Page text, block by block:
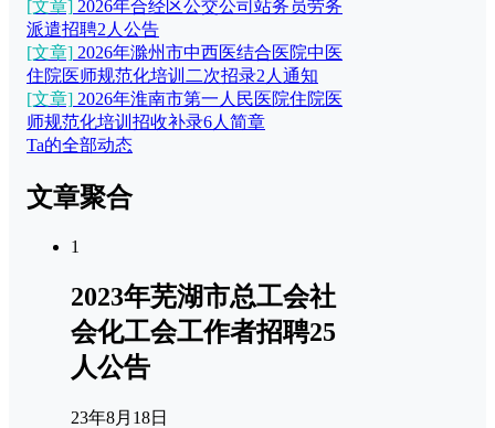
[文章] 2026年合经区公交公司站务员劳务
派遣招聘2人公告
[文章] 2026年滁州市中西医结合医院中医
住院医师规范化培训二次招录2人通知
[文章] 2026年淮南市第一人民医院住院医
师规范化培训招收补录6人简章
Ta的全部动态
文章聚合
1
2023年芜湖市总工会社
会化工会工作者招聘25
人公告
23年8月18日